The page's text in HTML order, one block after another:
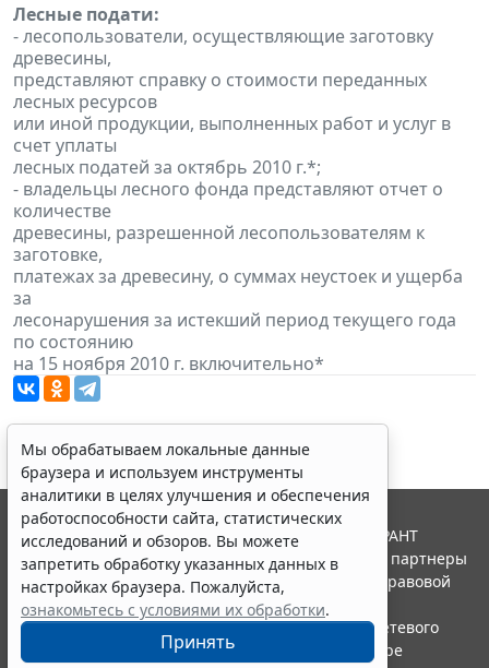
Лесные подати:
- лесопользователи, осуществляющие заготовку
древесины,
представляют справку о стоимости переданных
лесных ресурсов
или иной продукции, выполненных работ и услуг в
счет уплаты
лесных податей за октябрь 2010 г.*;
- владельцы лесного фонда представляют отчет о
количестве
древесины, разрешенной лесопользователям к
заготовке,
платежах за древесину, о суммах неустоек и ущерба
за
лесонарушения за истекший период текущего года
по состоянию
на 15 ноября 2010 г. включительно*
Мы обрабатываем локальные данные
браузера и используем инструменты
аналитики в целях улучшения и обеспечения
работоспособности сайта, статистических
исследований и обзоров. Вы можете
запретить обработку указанных данных в
настройках браузера. Пожалуйста,
ознакомьтесь с условиями их обработки.
Принять
© ООО "НПП "ГАРАНТ-СЕРВИС", 2026. Система ГАРАНТ
выпускается с 1990 года. Компания "Гарант" и ее партнеры
являются участниками Российской ассоциации правовой
информации ГАРАНТ.
Портал ГАРАНТ.РУ зарегистрирован в качестве сетевого
издания Федеральной службой по надзору в сфере